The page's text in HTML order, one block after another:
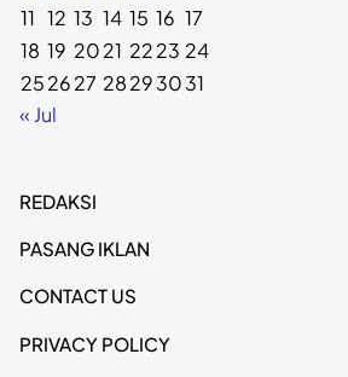
11 12 13 14 15 16 17
18 19 2021 2223 24
252627 28293031
« Jul
REDAKSI
PASANG IKLAN
CONTACT US
PRIVACY POLICY